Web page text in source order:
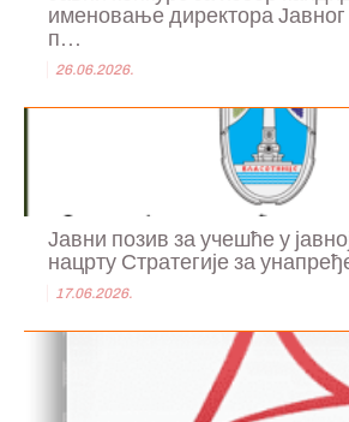
именовање директора Јавног
п...
26.06.2026.
Јавни позив за учешће у
нацрту Стратегије за
17.06.2026.